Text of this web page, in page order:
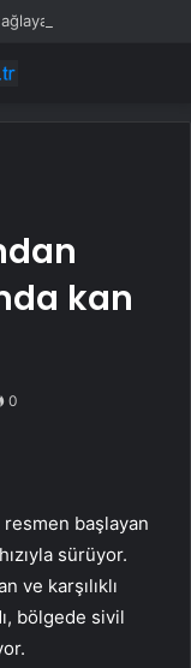
kan
0
başlayan
sürüyor.
ve karşılıklı
bölgede sivil